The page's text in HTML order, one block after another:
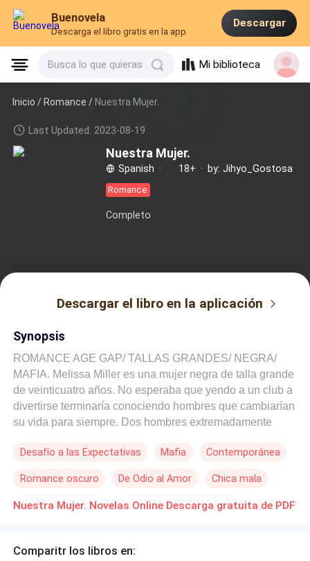
Buenovela
Descarga el libro gratis en la app
Descargar
Busca lo que quieras Mi biblioteca
Inicio /Romance / Nuestra Mujer.
Last Updated: 2023-08-19
Nuestra Mujer.
Spanish · 18+ · by: Jihyo_Gostosa
Romance
Completo
Descargar el libro en la aplicación
Synopsis
ROMANCE AGE GAP/ TALLAS GRANDES/ NEGRA/
MAFIA. Melissa Miller es una mujer negra de talla grande
de veinticuatro años. No esperaba que yendo a un club a
divertirse terminaría conociendo hombres que cambiarían
su vida para siempre. Dos hombres extremadamente
aumentaba el deseo por ellos. Ella los quería. Como
tenerla en sus manos. Lo que ella no sabía era que estos
dos hombres son en realidad los jefes de la mafia
Desafío a las Expectativas Mafia Contemporánea
Romance oscuro De Odio al Amor Chica mala
Diferencia de Edad POV en primera persona
Nuestra Mujer. Novelas Online Descarga gratuita de PDF
Comparitr los libros en: